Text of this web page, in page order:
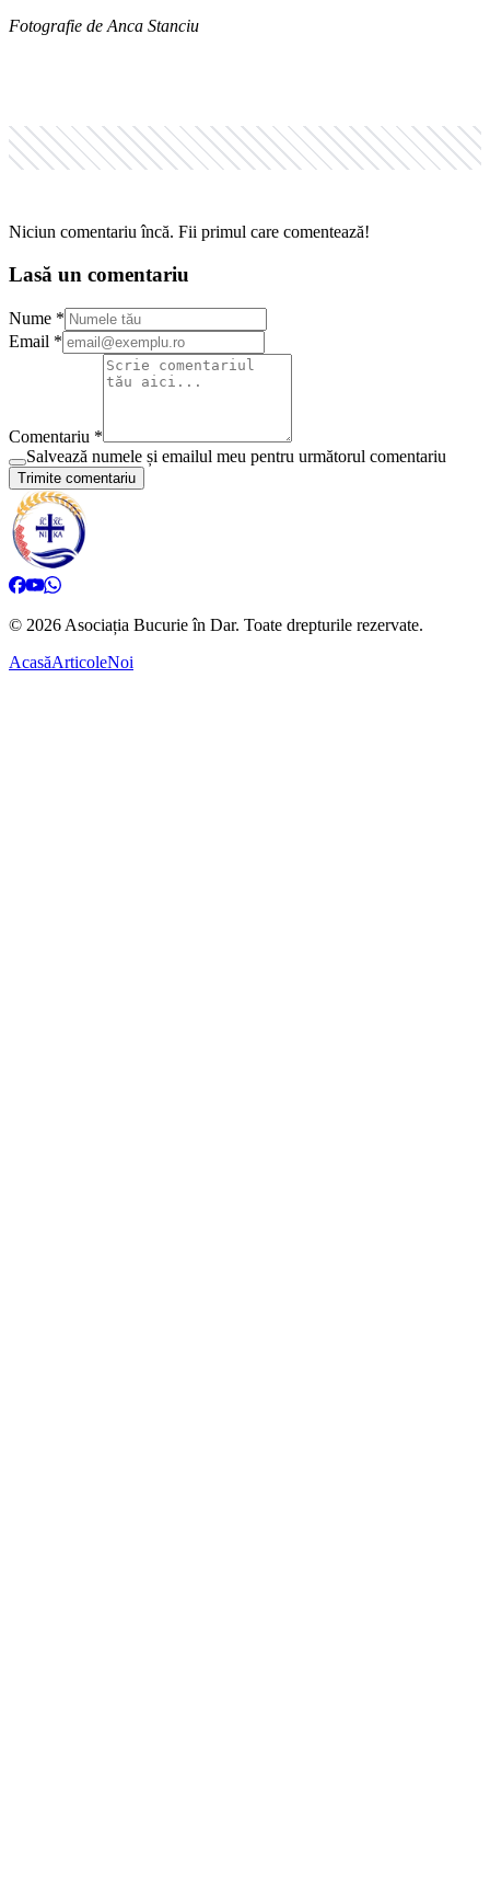
Fotografie de Anca Stanciu
Niciun comentariu încă. Fii primul care comentează!
Lasă un comentariu
Nume *
Email *
Comentariu *
Salvează numele și emailul meu pentru următorul comentariu
Trimite comentariu
© 2026 Asociația Bucurie în Dar. Toate drepturile rezervate.
AcasăArticoleNoi